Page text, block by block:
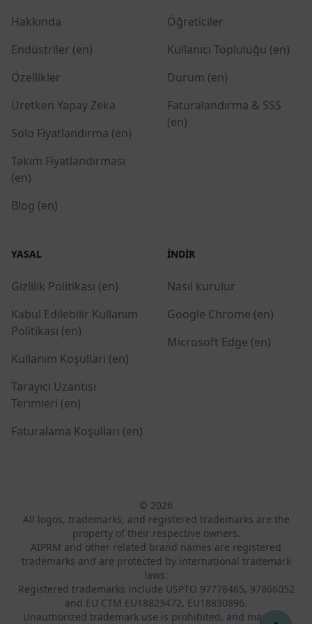
Hakkında
Endüstriler (en)
Özellikler
Üretken Yapay Zeka
Solo Fiyatlandırma (en)
Takım Fiyatlandırması
(en)
Blog (en)
Öğreticiler
Kullanıcı Topluluğu (en)
Durum (en)
Faturalandırma & SSS
(en)
YASAL
Gizlilik Politikası (en)
Kabul Edilebilir Kullanım
Politikası (en)
Kullanım Koşulları (en)
Tarayıcı Uzantısı
Terimleri (en)
Faturalama Koşulları (en)
İNDIR
Nasıl kurulur
Google Chrome (en)
Microsoft Edge (en)
© 2026
All logos, trademarks, and registered trademarks are the
property of their respective owners.
AIPRM and other related brand names are registered
trademarks and are protected by international trademark
laws.
Registered trademarks include USPTO 97778465, 97866052
and EU CTM EU18823472, EU18830896.
Unauthorized trademark use is prohibited, and may be a